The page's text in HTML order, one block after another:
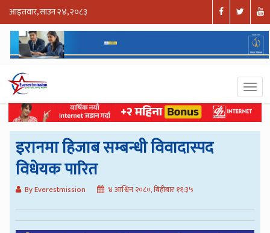
आइतवार, साउन २४, २०८३
इरानमा हिजाब सम्बन्धी विवादास्पद
विधेयक पारित
By Everestmission ४ आश्विन २०८०, बिहीबार ११:३५